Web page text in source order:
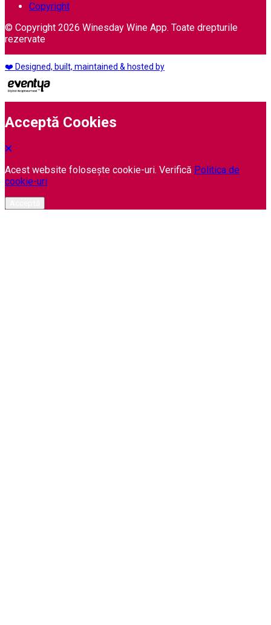
Copyright
© Copyright 2026 Winesday Wine App. Toate drepturile
rezervate
❤️ Designed, built, maintained & hosted by
Acceptă Cookies
Acest website folosește cookie-uri. Verifică Politica de
cookie-uri